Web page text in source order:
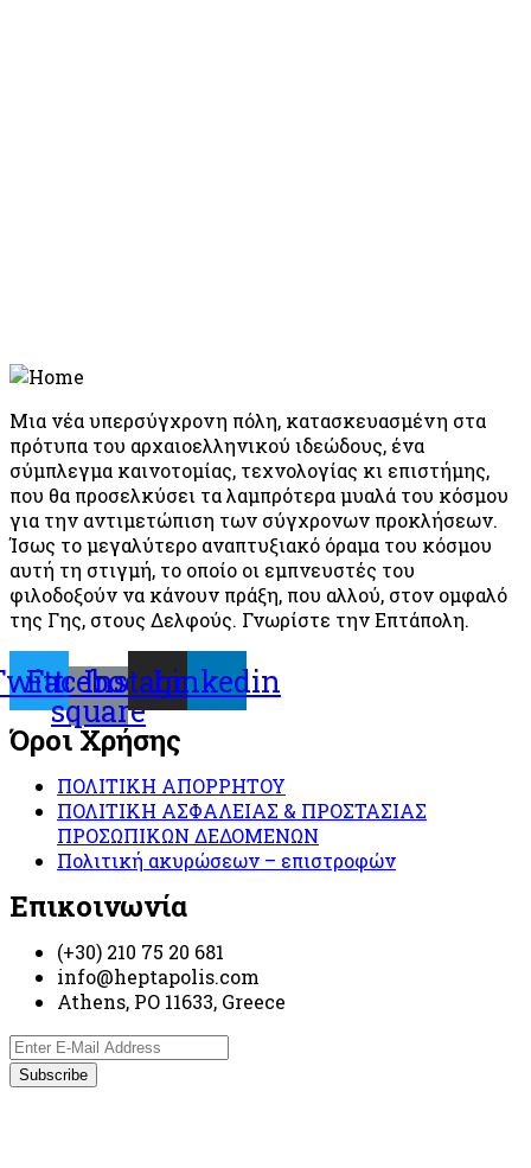
Μια νέα υπερσύγχρονη πόλη, κατασκευασμένη στα
πρότυπα του αρχαιοελληνικού ιδεώδους, ένα
σύμπλεγμα καινοτομίας, τεχνολογίας κι επιστήμης,
που θα προσελκύσει τα λαμπρότερα μυαλά του κόσμου
για την αντιμετώπιση των σύγχρονων προκλήσεων.
Ίσως το μεγαλύτερο αναπτυξιακό όραμα του κόσμου
αυτή τη στιγμή, το οποίο οι εμπνευστές του
φιλοδοξούν να κάνουν πράξη, που αλλού, στον ομφαλό
της Γης, στους Δελφούς. Γνωρίστε την Επτάπολη.
Facebook-
square
Instagram
Linkedin
Όροι Χρήσης
ΠΟΛΙΤΙΚΗ ΑΠΟΡΡΗΤΟΥ
ΠΟΛΙΤΙΚΗ ΑΣΦΑΛΕΙΑΣ & ΠΡΟΣΤΑΣΙΑΣ
ΠΡΟΣΩΠΙΚΩΝ ΔΕΔΟΜΕΝΩΝ
Πολιτική ακυρώσεων – επιστροφών
Επικοινωνία
(+30) 210 75 20 681
info@heptapolis.com
Athens, PO 11633, Greece